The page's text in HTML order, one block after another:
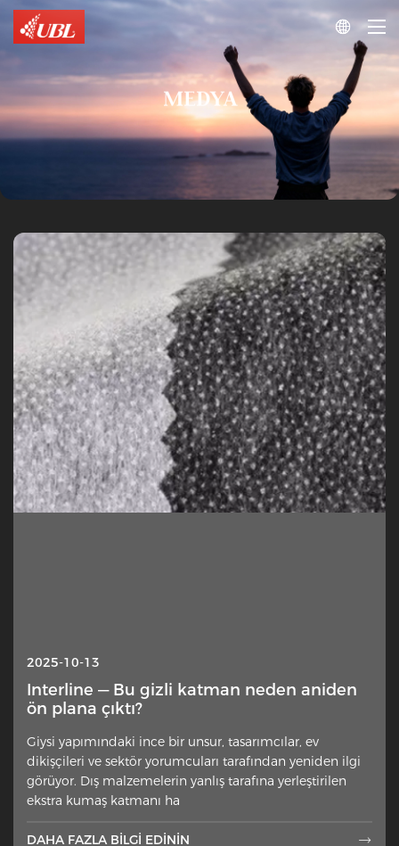

MEDYA
2025-10-13
Interline — Bu gizli katman neden aniden
ön plana çıktı?
Giysi yapımındaki ince bir unsur, tasarımcılar, ev
dikişçileri ve sektör yorumcuları tarafından yeniden ilgi
görüyor. Dış malzemelerin yanlış tarafına yerleştirilen
ekstra kumaş katmanı ha
DAHA FAZLA BILGI EDININ 